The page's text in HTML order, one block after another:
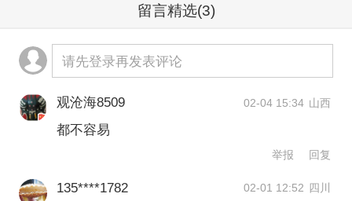
以按照销售额和征收率计算应纳税额的
法定征收率为3%。
上海交通大学财税法研究中心副主任王
桦宇告诉第一财经，此次对上述不动产
留言精选(3)
请先登录再发表评论
观沧海8509 02-04 15:34 山西
都不容易
举报 回复
135****1782 02-01 12:52 四川